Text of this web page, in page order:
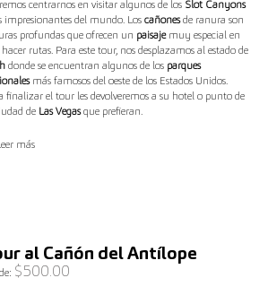
centrarnos en visitar algunos de los Slot Canyons
impresionantes del mundo. Loscañonesde ranura son
profundas que ofrecen un paisajemuy especial en
rutas. Para este tour, nos desplazamos al estado de
donde se encuentran algunos de los parques
más famosos del oeste de los Estados Unidos.
finalizar el tour les devolveremos a su hotel o punto de
de Las Vegasque prefieran.
más
al Cañón del Antílope
$500.00